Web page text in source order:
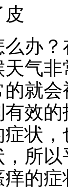
办
气
就
效
状
所
的